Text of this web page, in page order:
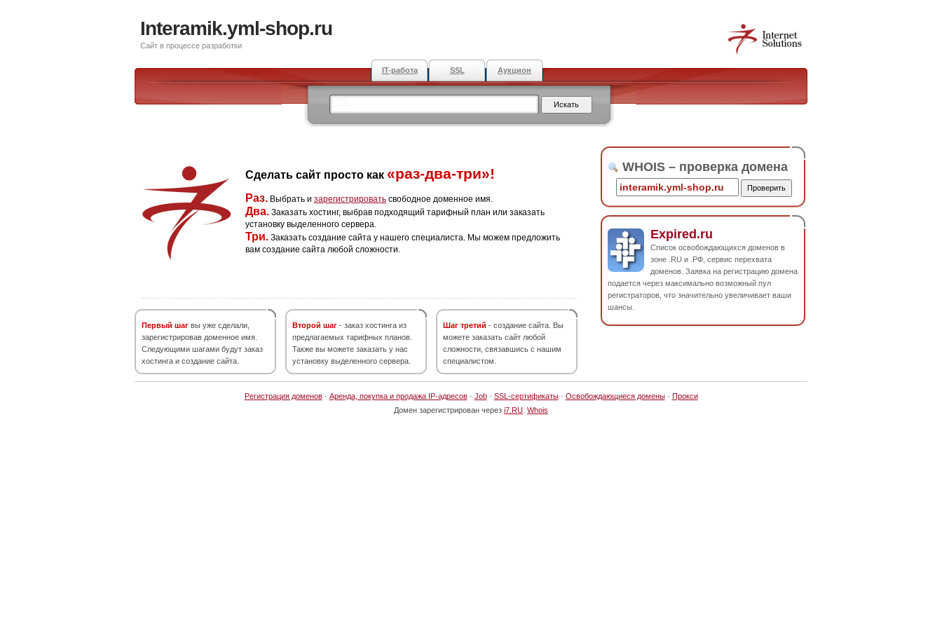
Interamik.yml-shop.ru
Сайт в процессе разработки
IT-работа SSL Аукцион
Сделать сайт просто как «раз-два-три»!
Раз. Выбрать и зарегистрировать свободное доменное имя.
Два. Заказать хостинг, выбрав подходящий тарифный план или заказать
установку выделенного сервера.
Три. Заказать создание сайта у нашего специалиста. Мы можем предложить
вам создание сайта любой сложности.
Первый шаг вы уже сделали,
зарегистрировав доменное имя.
Следующими шагами будут заказ
хостинга и создание сайта.
Второй шаг - заказ хостинга из
предлагаемых тарифных планов.
Также вы можете заказать у нас
установку выделенного сервера.
Шаг третий - создание сайта. Вы
можете заказать сайт любой
сложности, связавшись с нашим
специалистом.
WHOIS – проверка домена
Expired.ru
Список освобождающихся доменов в
зоне .RU и .РФ, сервис перехвата
доменов. Заявка на регистрацию домена
подается через максимально возможный пул
регистраторов, что значительно увеличивает ваши
шансы.
Регистрация доменов· Аренда, покупка и продажа IP-адресов· Job· SSL-сертификаты· Освобождающиеся домены· Прокси
Домен зарегистрирован через i7.RU Whois